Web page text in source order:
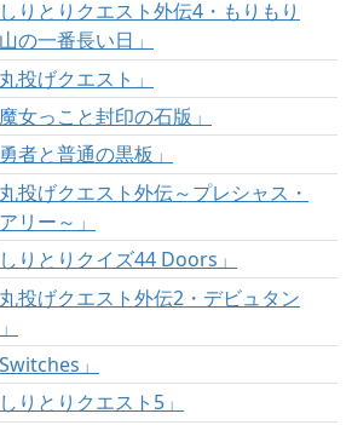
しりとりクエスト外伝4・もりもり
の一番長い日」
丸投げクエスト」
魔女っこと封印の石版」
勇者と普通の黒板」
丸投げクエスト外伝～プレシャス・
リー～」
しりとりクイズ44 Doors」
丸投げクエスト外伝2・デビュタン
Switches」
しりとりクエスト5」